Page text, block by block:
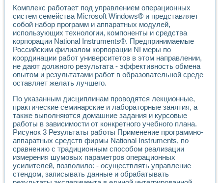
Лабораторный практикум: изучение адиабатического
Стенд для исследования электрических переходных
Система статистической обработки результатов
Автоматизация лазерно-плазменных измерений с
Модельно-измерительный комплекс. Назначение. Состав.
Использование технологий NATIONAL INSTRUMENTS
Учебный практикум "Спектральный и корреляционный
Учебный стенд для исследования принципа действия
Оборудование и программное обеспечение учебных
Управление роботом ТУР-10 средствами LabVIEW
Аппаратно-программный комплекс для исследования
Автоматизированный дистанционный лабораторный
Исследование возможности реставрации одномерных
Использование технологий NATIONAL INSTRUMENTS в
Разработка модификаций алгоритма полигармонической
Учебный стенд для исследования принципа действия
Виртуальная система поддержки принимаемых решений в
Преемственность дисциплин «Моделирование систем» и
Комплекс работает под управлением операционных
систем семейства Microsoft Windows® и представляет
собой набор программ и аппаратных модулей,
использующих технологии, компоненты и средства
корпорации National Instruments®. Предпринимаемые
Российским филиалом корпорации NI меры по
координации работ университетов в этом направлении,
не дают должного результата - эффективность обмена
опытом и результатами работ в образовательной среде
оставляет желать лучшего.
По указанным дисциплинам проводятся лекционные,
практические семинарские и лабораторные занятия, а
также выполняются домашние задания и курсовые
работы в зависимости от конкретного учебного плана.
Рисунок 3 Результаты работы Применение программно-
аппаратных средств фирмы National Instruments, по
сравнению с традиционным способом реализации
измерения шумовых параметров операционных
усилителей, позволило: - осуществлять управление
стендом, записывать данные и обрабатывать